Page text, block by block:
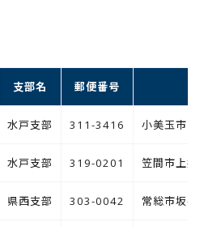
支部名 郵便番号
水戸支部 311-3416 小美玉市与
水戸支部 319-0201 笠間市上
県西支部 303-0042 常総市坂